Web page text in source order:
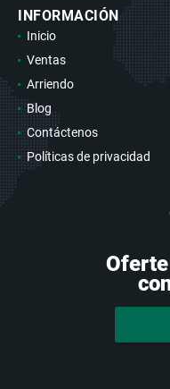
INFORMACIÓN
Inicio
Ventas
Arriendo
Blog
Contáctenos
Políticas de privacidad